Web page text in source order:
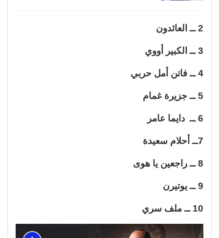
2 ــ العائدون
3 ــ الكبير أووي
4 ــ فاتن أمل حربي
5 ــ جزيرة غمام
6 ــ دايما عامر
7ــ أحلام سعيدة
8 ــ راجعين يا هوى
9 ــ يوتيرن
10 ــ ملف سري